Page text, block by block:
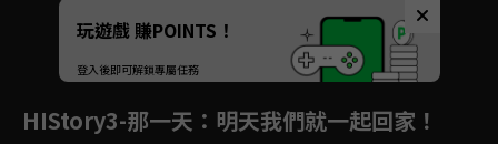
Unmute
玩遊戲 賺POINTS！
登入後即可解鎖專屬任務
HIStory3-那一天 ：明天我們就一起回家！